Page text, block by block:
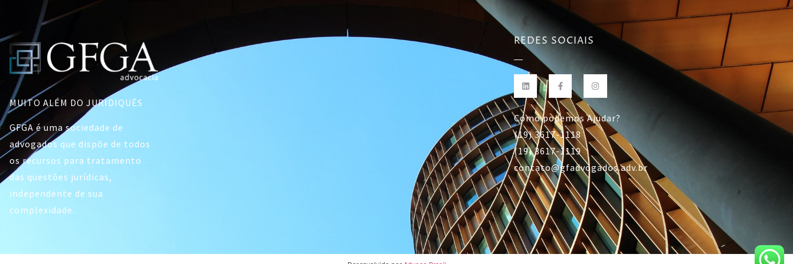
MUITO ALÉM DO JURIDIQUÊS
GFGA é uma sociedade de
advogados que dispõe de todos
os recursos para tratamento
das questões jurídicas,
independente de sua
complexidade.
REDES SOCIAIS
Como podemos Ajudar?
(19) 3617-1118
(19) 3617-1119
contato@gfadvogados.adv.br